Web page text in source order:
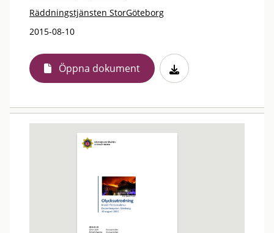
Räddningstjänsten StorGöteborg
2015-08-10
Öppna dokument